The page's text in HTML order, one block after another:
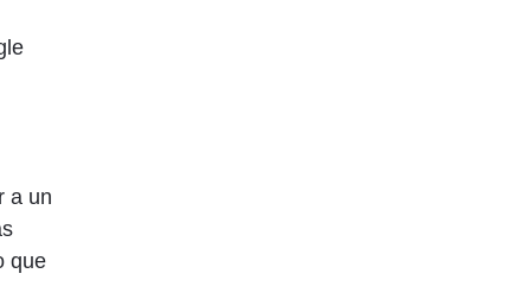
a un
que